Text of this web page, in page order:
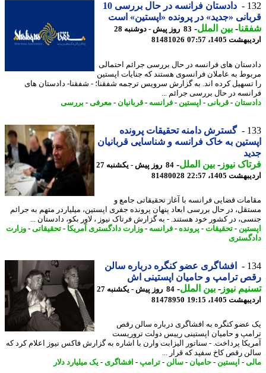
دادستان فرانسه در حال بررسی 10
«جدید» در پرونده «اپستین» است
-بین الملل-
83 روز پیش - دوشنبه 28
1405، 07:57
81481026
های فرانسه در حال بررسی جرائم احتمالی
به عاملان فرانسوی هستند که جنایات اپستین
کرده اند. به گزارش سرویس ترجمه شفقنا؛ - شفقنا- دادستان های
در حال بررسی جرائم ...
-قربانی -اپستین-فرانسه -قربانیان-معرفی-بررسی
گسترش دامنه تحقیقات پرونده
به خاک فرانسه و شناسایی قربانیان
نیوز-بین الملل-
84 روز پیش - یکشنبه 27
1405، 22:57
81480028
قضایی فرانسه با آغاز تحقیقاتی جامع و
در حال بررسی ابعاد پنهان پرونده جفری اپستین، میلیاردر متهم به جرائم
در کشور خود هستند. - به گزارش فرتاک نیوز ، لاور بکو، دادستان ...
-تحقیقات-پرونده -فرانسه -وزارت دادگستری آمریکا- تحقیقاتی-وزارت
افشاگری عضو کنگره درباره سالن
ترامپ و حامیان اپستینی اش
نیوز-بین الملل-
84 روز پیش - یکشنبه 27
1405، 19:15
81478950
کنگره به افشاگری درباره سالن رقص
و حامیان اپستینی رییس دولت تروریست
پرداخت. - سناتور الیزابت وارن با اشاره به گزارش فاکس نیوز اعلام کرد که
رقص کاخ سفید که قرار ...
-اپستین-حامیان-سالن-ترامپ -افشاگری- یک میلیارد دلار